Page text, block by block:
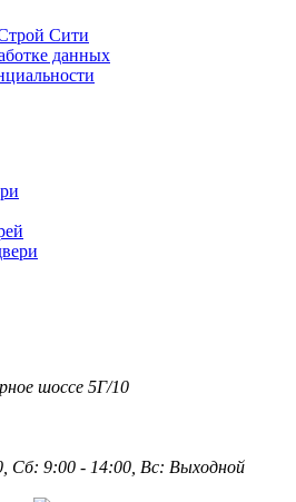
Сити
данных
шоссе 5Г/10
Сб: 9:00 - 14:00, Вс: Выходной